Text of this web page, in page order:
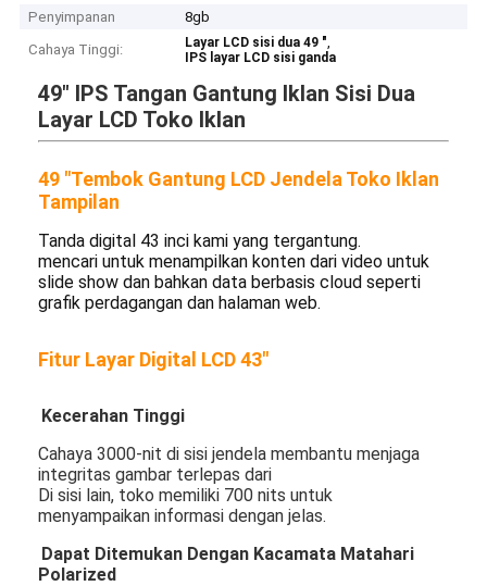
Penyimpanan
8gb
Cahaya Tinggi:
Layar LCD sisi dua 49 ",
IPS layar LCD sisi ganda
49" IPS Tangan Gantung Iklan Sisi Dua
Layar LCD Toko Iklan
49 "Tembok Gantung LCD Jendela Toko Iklan
Tampilan
Tanda digital 43 inci kami yang tergantung.
mencari untuk menampilkan konten dari video untuk
slide show dan bahkan data berbasis cloud seperti
grafik perdagangan dan halaman web.
Fitur Layar Digital LCD 43"
Kecerahan Tinggi
Cahaya 3000-nit di sisi jendela membantu menjaga
integritas gambar terlepas dari
Di sisi lain, toko memiliki 700 nits untuk
menyampaikan informasi dengan jelas.
Dapat Ditemukan Dengan Kacamata Matahari
Polarized